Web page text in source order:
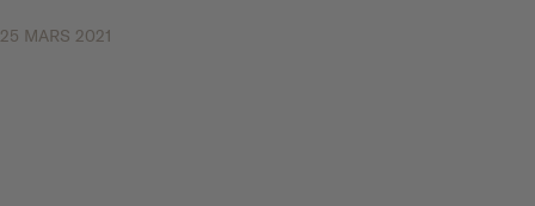
25 MARS 2021